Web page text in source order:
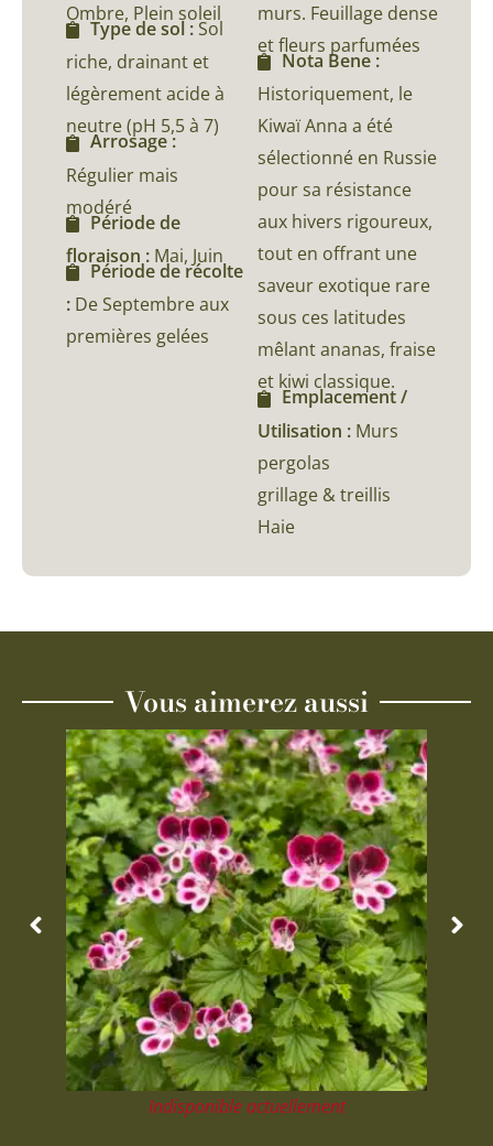
Ombre, Plein soleil
Type de sol :Sol
riche, drainant et
légèrement acide à
neutre (pH 5,5 à 7)
Arrosage :
Régulier mais
modéré
Période de
floraison : Mai, Juin
Période de récolte
: De Septembre aux
premières gelées
murs. Feuillage dense
et fleurs parfumées
Nota Bene :
Historiquement, le
Kiwaï Anna a été
sélectionné en Russie
pour sa résistance
aux hivers rigoureux,
tout en offrant une
saveur exotique rare
sous ces latitudes
mêlant ananas, fraise
et kiwi classique.
Emplacement /
Utilisation : Murs
pergolas
grillage & treillis
Haie
Vous aimerez aussi
Indisponible actuellement